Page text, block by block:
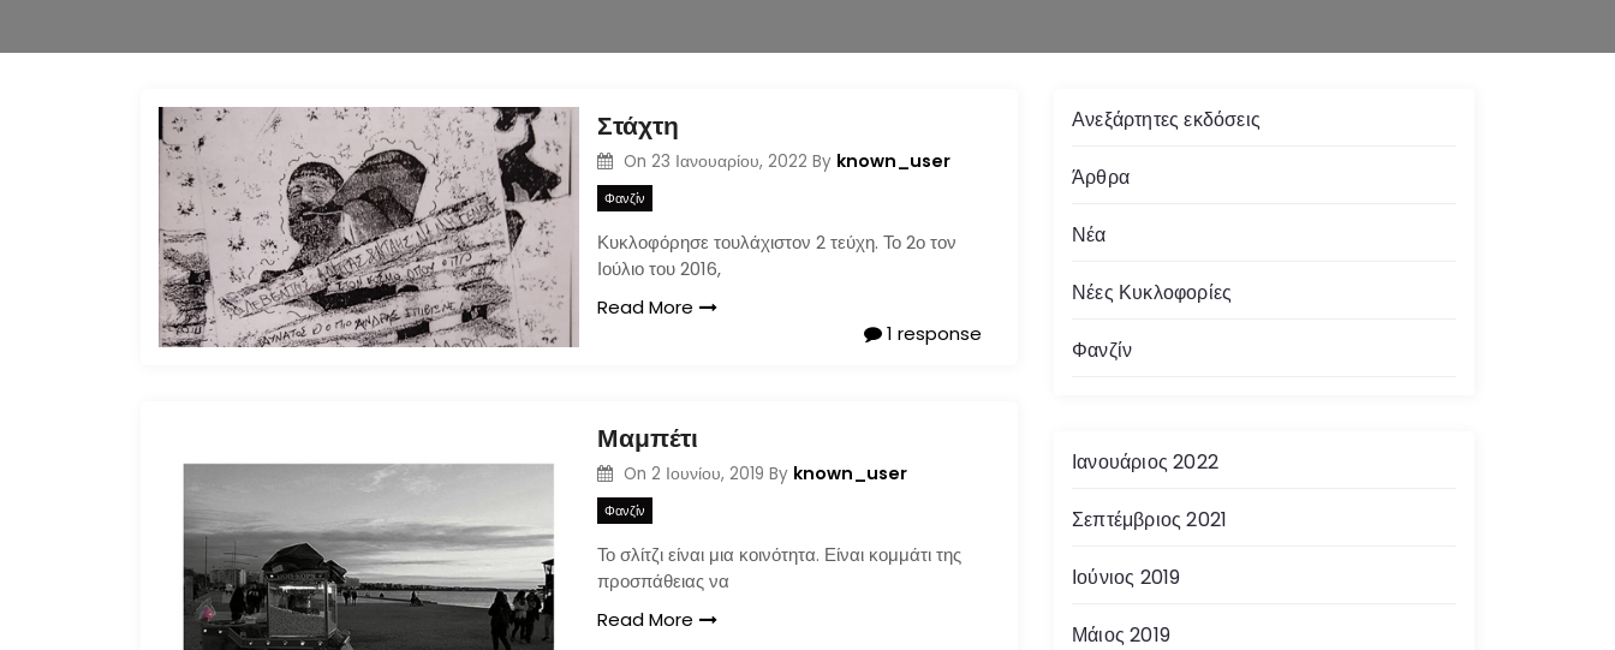
Στάχτη
On 23 Ιανουαρίου, 2022 By known_user
Φανζίν
Κυκλοφόρησε τουλάχιστον 2 τεύχη. Το 2ο τον
Ιούλιο του 2016,
Read More
1 response
Μαμπέτι
On 2 Ιουνίου, 2019 By known_user
Φανζίν
Το σλίτζι είναι μια κοινότητα. Είναι κομμάτι της
προσπάθειας να
Read More
Ανεξάρτητες εκδόσεις
Άρθρα
Νέα
Νέες Κυκλοφορίες
Φανζίν
Ιανουάριος 2022
Σεπτέμβριος 2021
Ιούνιος 2019
Μάιος 2019